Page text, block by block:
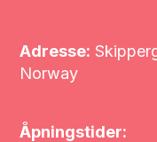
Adresse:
Norway
Åpningstider: